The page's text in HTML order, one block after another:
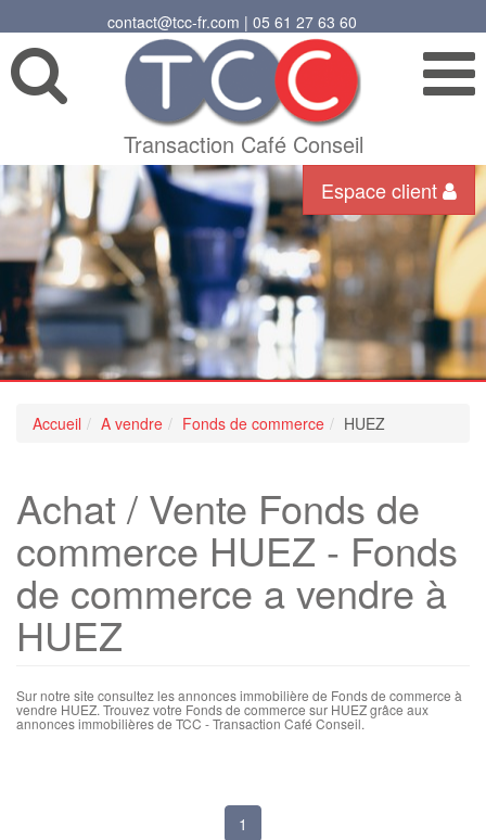
contact@tcc-fr.com | 05 61 27 63 60
Transaction Café Conseil
Espace client
Accueil A vendre Fonds de commerce HUEZ
Achat / Vente Fonds de
commerce HUEZ - Fonds
de commerce a vendre à
HUEZ
Sur notre site consultez les annonces immobilière de Fonds de commerce à
vendre HUEZ. Trouvez votre Fonds de commerce sur HUEZ grâce aux
annonces immobilières de TCC - Transaction Café Conseil.
1